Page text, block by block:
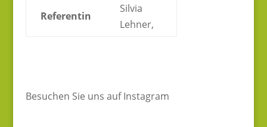
Referentin
Silvia
Lehner,
Besuchen Sie uns auf Instagram